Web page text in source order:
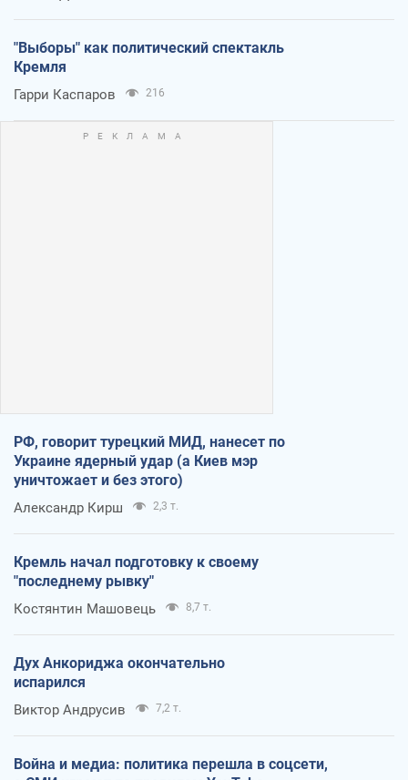
"Выборы" как политический спектакль
Кремля
Гарри Каспаров 216
РФ, говорит турецкий МИД, нанесет по
Украине ядерный удар (а Киев мэр
уничтожает и без этого)
Александр Кирш 2,3 т.
Кремль начал подготовку к своему
"последнему рывку"
Костянтин Машовець 8,7 т.
Дух Анкориджа окончательно
испарился
Виктор Андрусив 7,2 т.
Война и медиа: политика перешла в соцсети,